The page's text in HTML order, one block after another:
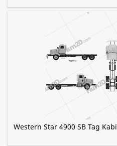
Western Star 4900 SB Tag